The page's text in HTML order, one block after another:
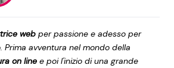
Policy
web per passione e adesso per
Prima avventura nel mondo della
on line e poi l'inizio di una grande